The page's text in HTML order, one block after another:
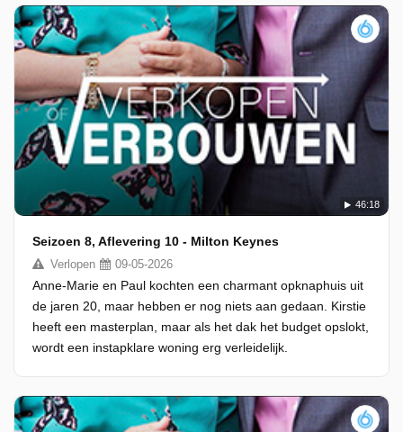
46:18
Seizoen 8, Aflevering 10 - Milton Keynes
Verlopen 09-05-2026
Anne-Marie en Paul kochten een charmant opknaphuis uit
de jaren 20, maar hebben er nog niets aan gedaan. Kirstie
heeft een masterplan, maar als het dak het budget opslokt,
wordt een instapklare woning erg verleidelijk.